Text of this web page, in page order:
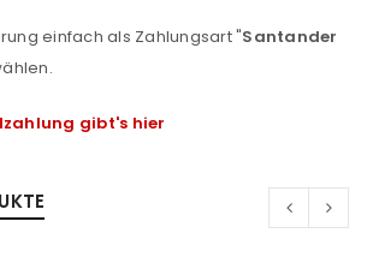
einfach als Zahlungsart "Santander
gibt's hier